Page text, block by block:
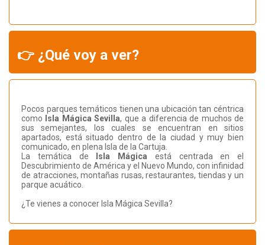
👉 ¿Qué voy a ver?
Pocos parques temáticos tienen una ubicación tan céntrica
como
Isla Mágica Sevilla, que a diferencia de muchos de
sus semejantes, los cuales se encuentran en sitios
apartados, está situado dentro de la ciudad y muy bien
comunicado, en plena Isla de la Cartuja.
La temática de
Isla Mágica está centrada en el
Descubrimiento de América y el Nuevo Mundo, con infinidad
de atracciones, montañas rusas, restaurantes, tiendas y un
parque acuático.
¿Te vienes a conocer Isla Mágica Sevilla?